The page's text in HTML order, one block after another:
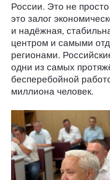
России. Это не
это залог
и надёжная,
центром и самыми
регионами.
одни из самых
бесперебойной
миллиона человек.